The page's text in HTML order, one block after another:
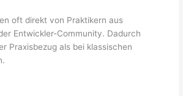
oft direkt von Praktikern aus
Entwickler-Community. Dadurch
Praxisbezug als bei klassischen